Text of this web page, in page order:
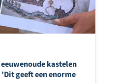
kastelen
geeft een enorme